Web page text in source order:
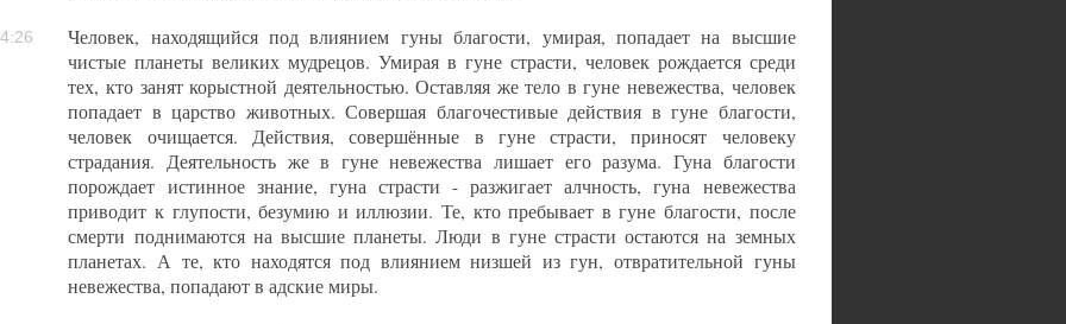
Человек, находящийся под влиянием гуны благости, умирая, попадает на высшие
чистые планеты великих мудрецов. Умирая в гуне страсти, человек рождается среди
тех, кто занят корыстной деятельностью. Оставляя же тело в гуне невежества, человек
попадает в царство животных. Совершая благочестивые действия в гуне благости,
человек очищается. Действия, совершённые в гуне страсти, приносят человеку
страдания. Деятельность же в гуне невежества лишает его разума. Гуна благости
порождает истинное знание, гуна страсти - разжигает алчность, гуна невежества
приводит к глупости, безумию и иллюзии. Те, кто пребывает в гуне благости, после
смерти поднимаются на высшие планеты. Люди в гуне страсти остаются на земных
планетах. А те, кто находятся под влиянием низшей из гун, отвратительной гуны
невежества, попадают в адские миры.